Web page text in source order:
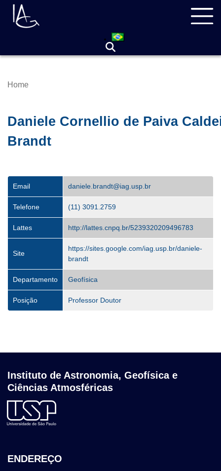
Skip
Breadcrumb
Home
Daniele Cornellio de Paiva
Brandt
Email daniele.brandt@iag.usp.br
Telefone (11) 3091.2759
Lattes http://lattes.cnpq.br/5239320209496783
Site
https://sites.google.com/iag.usp.br/daniele-
brandt
Departamento Geofísica
Posição Professor Doutor
Instituto de Astronomia, Geofísica e
Ciências Atmosféricas
ENDEREÇO